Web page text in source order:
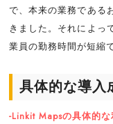
で、本来の業務である
きました。それによっ
業員の勤務時間が短縮
具体的な導入
-Linkit Mapsの具体的な